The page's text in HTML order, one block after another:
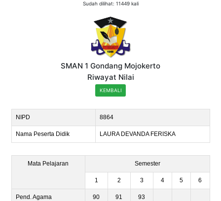
Sudah dilihat: 11449 kali
SMAN 1 Gondang Mojokerto
Riwayat Nilai
KEMBALI
NIPD 8864
Nama Peserta Didik LAURA DEVANDA FERISKA
Mata Pelajaran Semester
1 2 3 4 5 6
Pend. Agama 90 91 93